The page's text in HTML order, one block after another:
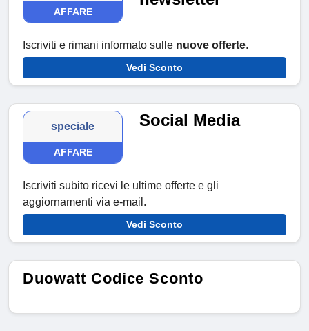
AFFARE
Iscriviti e rimani informato sulle nuove offerte.
Vedi Sconto
speciale
AFFARE
Social Media
Iscriviti subito ricevi le ultime offerte e gli
aggiornamenti via e-mail.
Vedi Sconto
Duowatt Codice Sconto